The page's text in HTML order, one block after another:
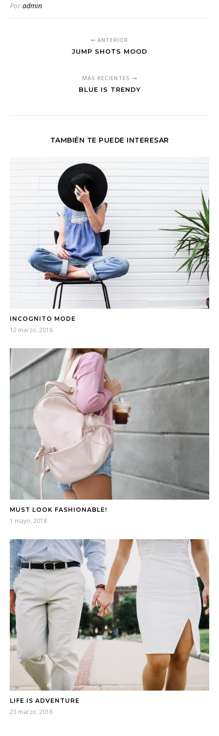
Por admin
ANTERIOR
JUMP SHOTS MOOD
MÁS RECIENTES
BLUE IS TRENDY
TAMBIÉN TE PUEDE INTERESAR
INCOGNITO MODE
12 marzo, 2018
MUST LOOK FASHIONABLE!
1 mayo, 2018
LIFE IS ADVENTURE
23 marzo, 2018